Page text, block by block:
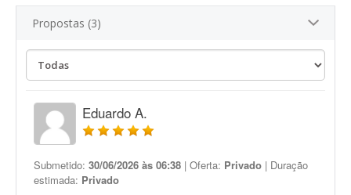
Propostas (3)
Eduardo A.
Submetido: 30/06/2026 às 06:38 | Oferta: Privado | Duração
estimada: Privado